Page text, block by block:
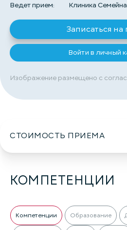
Ведет прием: Клиника
Записаться
Войти в личный
Изображение размещено с
СТОИМОСТЬ ПРИЕМА
КОМПЕТЕНЦИИ
Компетенции Образование